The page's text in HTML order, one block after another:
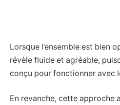
Lorsque l’ensemble est bien
révèle fluide et agréable,
conçu pour fonctionner avec
En revanche, cette approche